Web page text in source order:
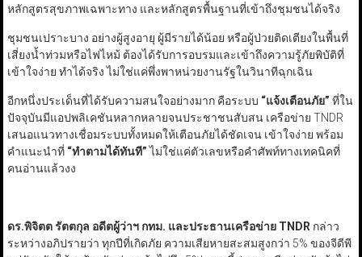
หลักสูตรสุขภาพเฉพาะทาง และหลักสูตรพื้นฐานที่เข้าถึงชุมชนได้จริง
ชุมชนเปราะบาง อย่างผู้สูงอายุ ผู้มีรายได้น้อย หรือผู้ป่วยติดเตียงในพื้นที่
เสี่ยงน้ำท่วมหรือไฟไหม้ ต้องได้รับการอบรมและเข้าถึงความรู้ภัยพิบัติที่
เข้าใจง่าย ทำได้จริง ไม่ใช่แค่พึ่งพาหน่วยงานรัฐในวินาทีฉุกเฉิน
อีกหนึ่งประเด็นที่ได้รับความสนใจอย่างมาก คือระบบ “แจ้งเตือนภัย” ที่ใน
ปัจจุบันมีแอปพลิเคชันหลากหลายจนประชาชนสับสน เครือข่าย TNDR
เสนอแนวทางเชื่อมระบบทั้งหมดให้เตือนภัยได้ชัดเจน เข้าใจง่าย พร้อม
คำแนะนำที่ “ทำตามได้ทันที”ไม่ใช่แค่ตัวเลขหรือคำศัพท์ทางเทคนิคที่
คนอ่านแล้วงง
ดร.พิจิตต รัตตกุล อดีตผู้ว่าฯ กทม. และประธานเครือข่าย TNDRกล่าว
ระหว่างอภิปรายว่า ทุกปีที่เกิดภัย ความเสียหายสะสมสูงกว่า 5% ของจีดีพี